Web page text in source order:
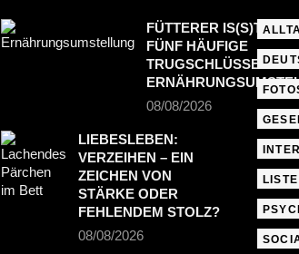
FÜTTERER IS(S)T
FÜNF HÄUFIGE
TRUGSCHLÜSSE BEI
08/08/2026
LIEBESLEBEN:
VERZEIHEN – EIN
ZEICHEN VON
STÄRKE ODER
FEHLENDEM STOLZ?
08/08/2026
LISTE